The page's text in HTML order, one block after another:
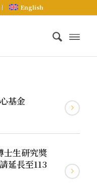
English
基金
士生研究獎
延長至113